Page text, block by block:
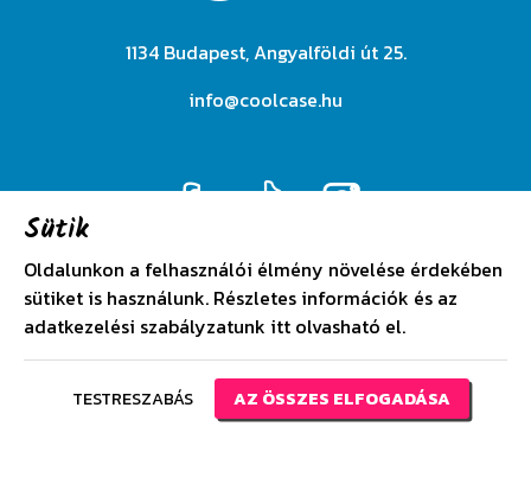
1134 Budapest, Angyalföldi út 25.
info@coolcase.hu
Adatkezelési szabályzat
Általános szerződési feltételek
Sütik
Oldalunkon a felhasználói élmény növelése érdekében
sütiket is használunk. Részletes információk és az
adatkezelési szabályzatunk itt olvasható el.
TESTRESZABÁS AZ ÖSSZES ELFOGADÁSA